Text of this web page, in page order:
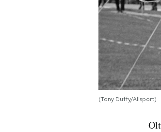
(Tony Duffy/Allsport)